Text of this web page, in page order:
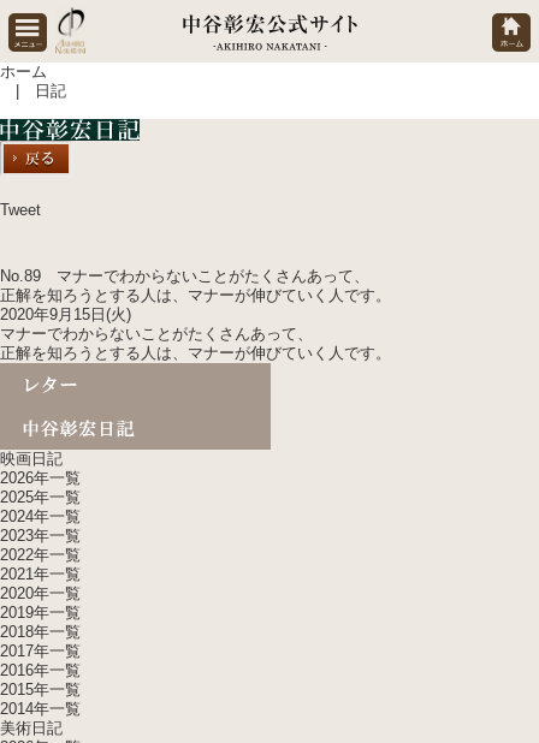
ホーム
| 日記
Tweet
No.89 マナーでわからないことがたくさんあって、
正解を知ろうとする人は、マナーが伸びていく人です。
2020年9月15日(火)
マナーでわからないことがたくさんあって、
正解を知ろうとする人は、マナーが伸びていく人です。
映画日記
2026年一覧
2025年一覧
2024年一覧
2023年一覧
2022年一覧
2021年一覧
2020年一覧
2019年一覧
2018年一覧
2017年一覧
2016年一覧
2015年一覧
2014年一覧
美術日記